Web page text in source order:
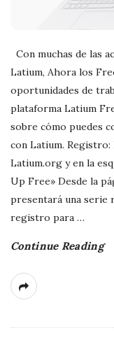
Con muchas de las
Latium, Ahora los
oportunidades de
plataforma Latium
sobre cómo puedes
con Latium. Registro:
Latium.org y en la
Up Free» Desde la
presentará una serie
registro para …
Continue Reading